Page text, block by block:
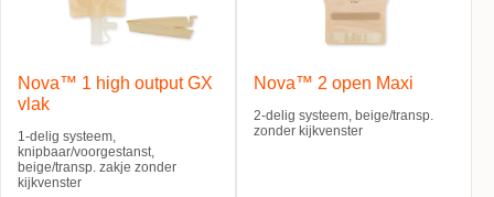
Nova™ 1 high output GX
vlak
1-delig systeem,
knipbaar/voorgestanst,
beige/transp. zakje zonder
kijkvenster
Nova™ 2 open Maxi
2-delig systeem, beige/transp.
zonder kijkvenster